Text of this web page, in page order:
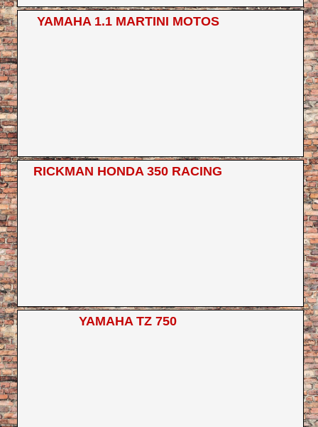
YAMAHA 1.1 MARTINI MOTOS
RICKMAN HONDA 350 RACING
YAMAHA TZ 750